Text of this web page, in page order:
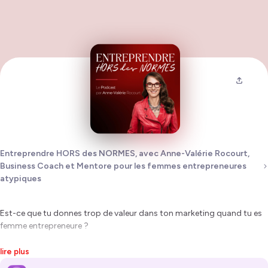
Entreprendre HORS des NORMES, avec Anne-Valérie Rocourt,
Business Coach et Mentore pour les femmes entrepreneures
atypiques
Est-ce que tu donnes trop de valeur dans ton marketing quand tu es
femme entrepreneure ?
Ou pas assez, au point de ralentir la croissance et le succès de ton
entreprise ?
lire plus